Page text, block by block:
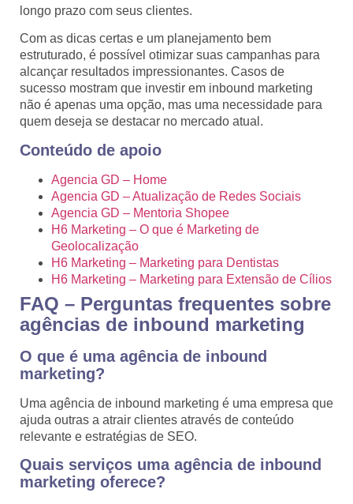
longo prazo com seus clientes.
Com as dicas certas e um planejamento bem
estruturado, é possível otimizar suas campanhas para
alcançar resultados impressionantes. Casos de
sucesso mostram que investir em inbound marketing
não é apenas uma opção, mas uma necessidade para
quem deseja se destacar no mercado atual.
Conteúdo de apoio
Agencia GD – Home
Agencia GD – Atualização de Redes Sociais
Agencia GD – Mentoria Shopee
H6 Marketing – O que é Marketing de
Geolocalização
H6 Marketing – Marketing para Dentistas
H6 Marketing – Marketing para Extensão de Cílios
FAQ – Perguntas frequentes sobre
agências de inbound marketing
O que é uma agência de inbound
marketing?
Uma agência de inbound marketing é uma empresa que
ajuda outras a atrair clientes através de conteúdo
relevante e estratégias de SEO.
Quais serviços uma agência de inbound
marketing oferece?